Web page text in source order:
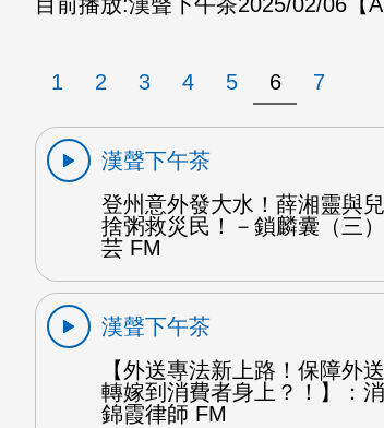
1 2 3 4 5 6 7
漢聲下午茶
登州意外發大水！薛湘靈與
捨粥救災民！－鎖麟囊（三
芸 FM
漢聲下午茶
【外送專法新上路！保障外
轉嫁到消費者身上？！】：
錦霞律師 FM